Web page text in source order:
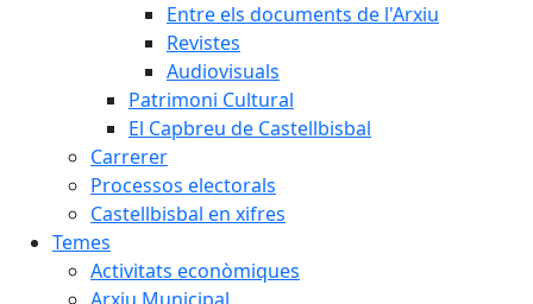
Entre els documents de l'Arxiu
Revistes
Audiovisuals
Patrimoni Cultural
El Capbreu de Castellbisbal
Carrerer
Processos electorals
Castellbisbal en xifres
Temes
Activitats econòmiques